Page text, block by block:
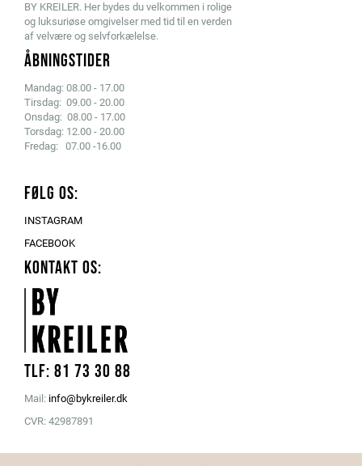
BY KREILER. Her bydes du velkommen i rolige
og luksuriøse omgivelser med tid til en verden
af velvære og selvforkælelse.
ÅBNINGSTIDER
Mandag: 08.00 - 17.00
Tirsdag: 09.00 - 20.00
Onsdag: 08.00 - 17.00
Torsdag: 12.00 - 20.00
Fredag: 07.00 -16.00
FØLG OS:
INSTAGRAM
FACEBOOK
KONTAKT OS:
Tlf: 81 73 30 88
Mail: info@bykreiler.dk
CVR: 42987891